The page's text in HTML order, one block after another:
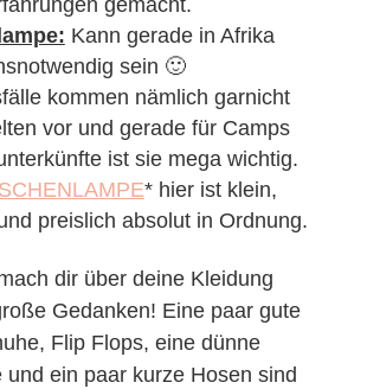
Kann gerade in Afrika
sein 🙂
kommen nämlich garnicht
vor und gerade für Camps
ist sie mega wichtig.
* hier ist klein,
preislich absolut in Ordnung.
dir über deine Kleidung
Gedanken! Eine paar gute
Flip Flops, eine dünne
und ein paar kurze Hosen sind